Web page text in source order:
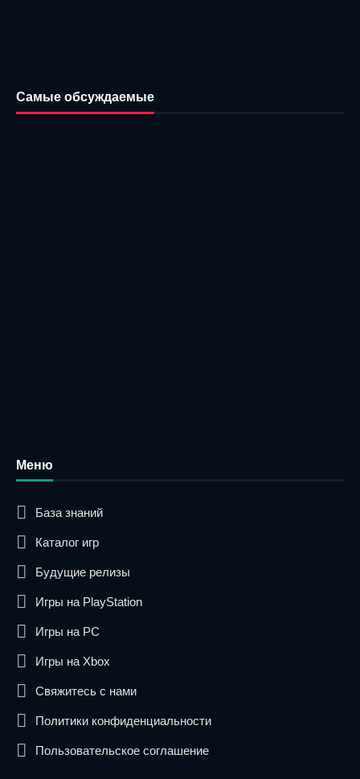
Самые обсуждаемые
Меню
База знаний
Каталог игр
Будущие релизы
Игры на PlayStation
Игры на PC
Игры на Xbox
Свяжитесь с нами
Политики конфиденциальности
Пользовательское соглашение